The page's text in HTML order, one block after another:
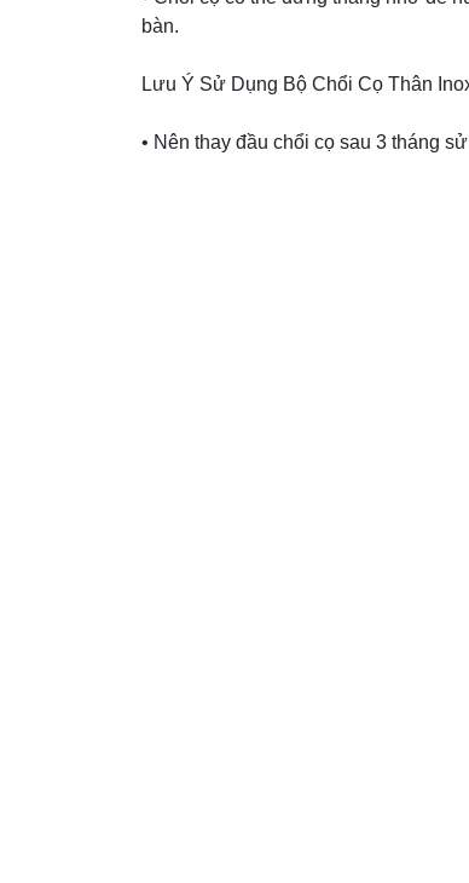
bàn.
Lưu Ý Sử Dụng Bộ Chổi Cọ Thân
• Nên thay đầu chổi cọ sau 3 tháng